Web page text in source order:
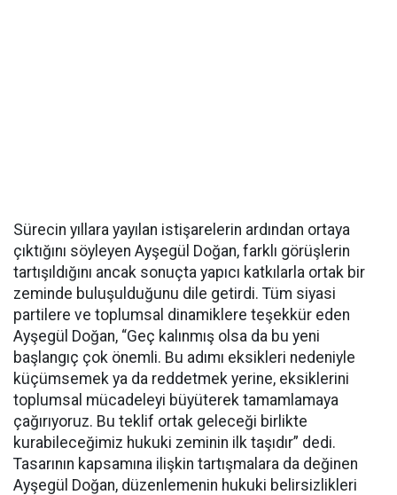
Sürecin yıllara yayılan istişarelerin ardından ortaya
çıktığını söyleyen Ayşegül Doğan, farklı görüşlerin
tartışıldığını ancak sonuçta yapıcı katkılarla ortak bir
zeminde buluşulduğunu dile getirdi. Tüm siyasi
partilere ve toplumsal dinamiklere teşekkür eden
Ayşegül Doğan, “Geç kalınmış olsa da bu yeni
başlangıç çok önemli. Bu adımı eksikleri nedeniyle
küçümsemek ya da reddetmek yerine, eksiklerini
toplumsal mücadeleyi büyüterek tamamlamaya
çağırıyoruz. Bu teklif ortak geleceği birlikte
kurabileceğimiz hukuki zeminin ilk taşıdır” dedi.
Tasarının kapsamına ilişkin tartışmalara da değinen
Ayşegül Doğan, düzenlemenin hukuki belirsizlikleri